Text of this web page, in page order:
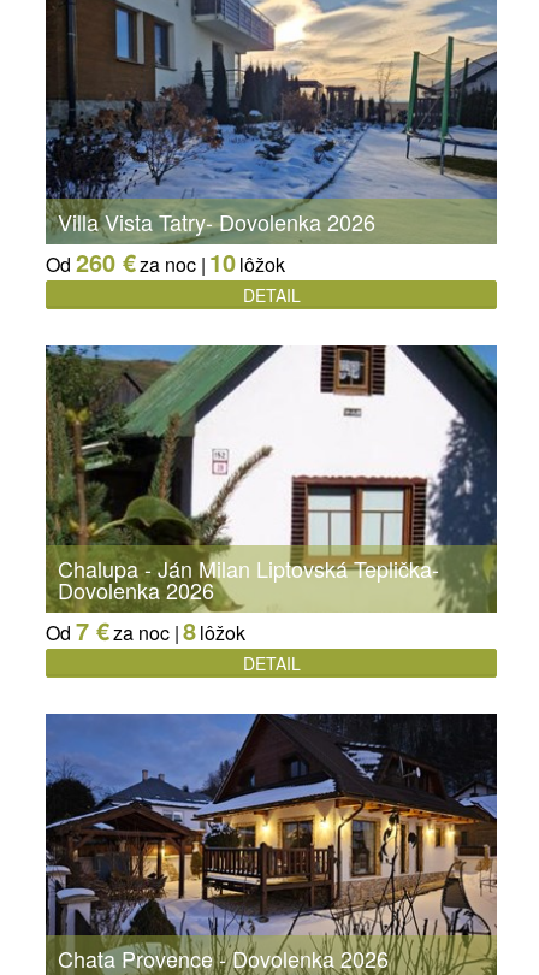
Villa Vista Tatry- Dovolenka 2026
Od 260 €za noc | 10lôžok
DETAIL
Chalupa - Ján Milan Liptovská Teplička-
Dovolenka 2026
Od 7 €za noc |8lôžok
DETAIL
Chata Provence - Dovolenka 2026